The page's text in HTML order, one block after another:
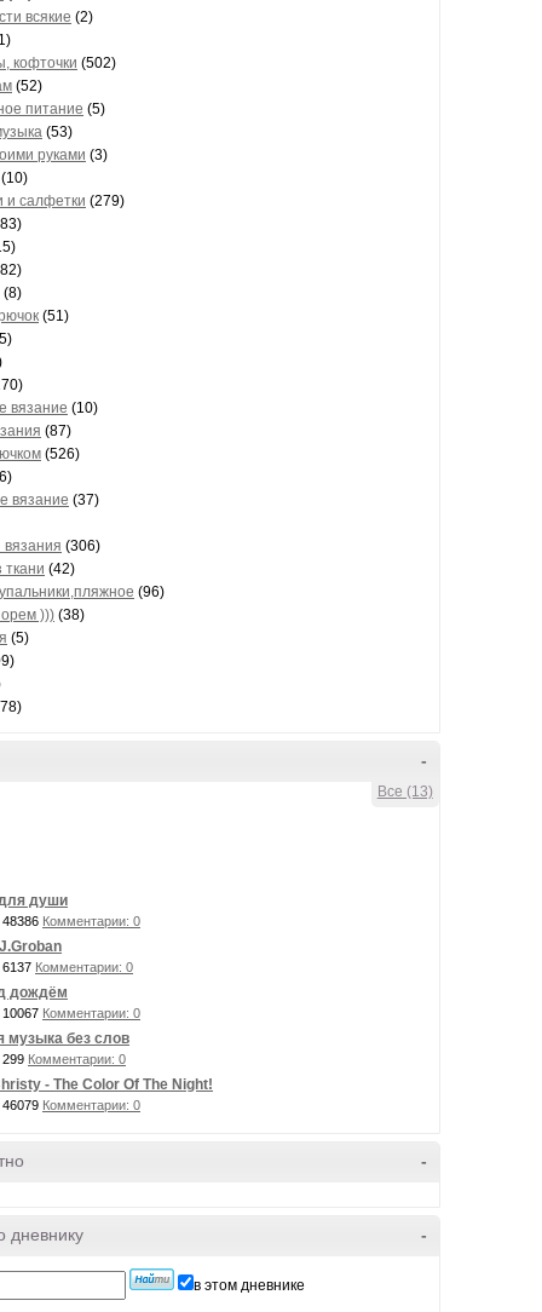
всякие (2)
кофточки (502)
(52)
питание (5)
(53)
руками (3)
и салфетки (279)
(8)
(51)
вязание (10)
(87)
(526)
вязание (37)
вязания (306)
(42)
(96)
))) (38)
(5)
-
Все (13)
души
Комментарии: 0
Комментарии: 0
дождём
Комментарии: 0
музыка без слов
Комментарии: 0
- The Color Of The Night!
Комментарии: 0
-
-
дневнику
в этом дневнике